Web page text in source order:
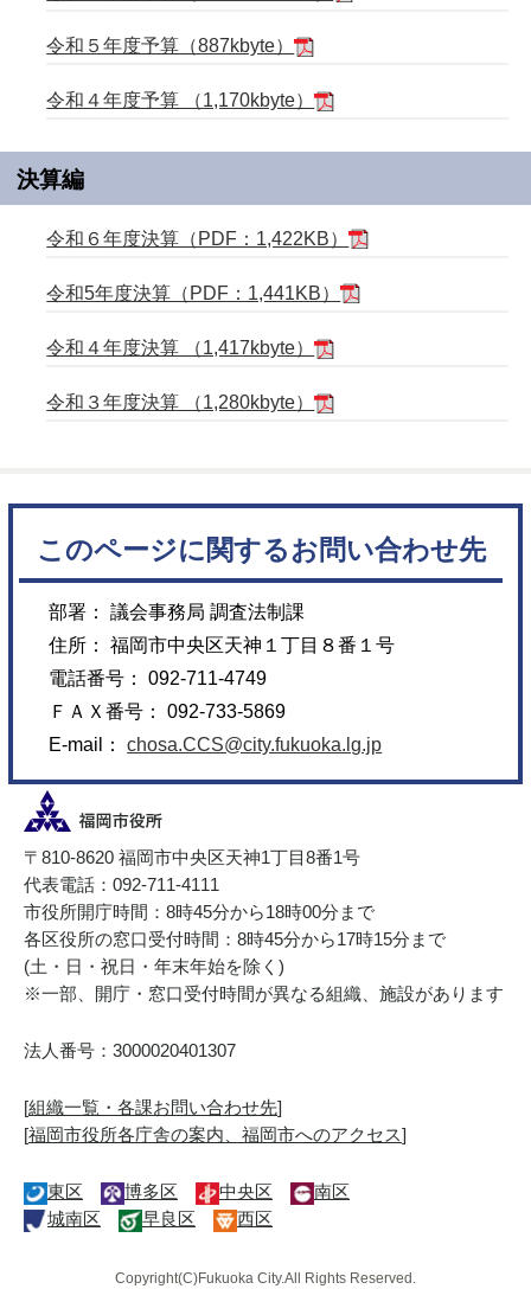
令和５年度予算（887kbyte）
令和４年度予算 （1,170kbyte）
決算編
令和６年度決算（PDF：1,422KB）
令和5年度決算（PDF：1,441KB）
令和４年度決算 （1,417kbyte）
令和３年度決算 （1,280kbyte）
このページに関するお問い合わせ先
部署： 議会事務局 調査法制課
住所： 福岡市中央区天神１丁目８番１号
電話番号： 092-711-4749
ＦＡＸ番号： 092-733-5869
E-mail：chosa.CCS@city.fukuoka.lg.jp
〒810-8620 福岡市中央区天神1丁目8番1号
代表電話：092-711-4111
市役所開庁時間：8時45分から18時00分まで
各区役所の窓口受付時間：8時45分から17時15分まで
(土・日・祝日・年末年始を除く)
※一部、開庁・窓口受付時間が異なる組織、施設があります
法人番号：3000020401307
[組織一覧・各課お問い合わせ先]
[福岡市役所各庁舎の案内、福岡市へのアクセス]
東区 博多区 中央区
南区
城南区
早良区 西区
Copyright(C)Fukuoka City.All Rights Reserved.